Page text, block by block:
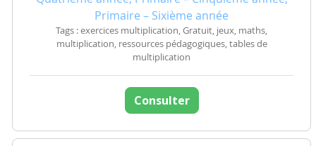
Primaire – Sixième année
Tags : exercices multiplication, Gratuit, jeux, maths,
multiplication, ressources pédagogiques, tables de
multiplication
Consulter